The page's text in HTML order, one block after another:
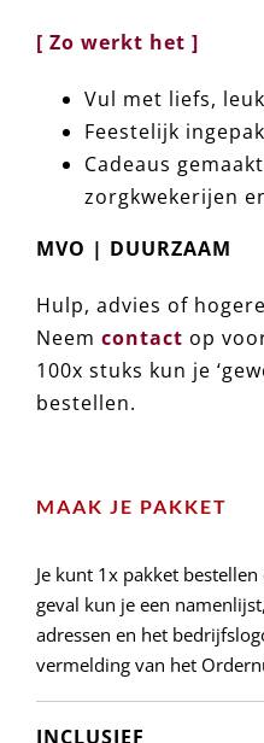
[ Zo werkt het ]
Vul met liefs,
Feestelijk
Cadeaus
zorgkwekerijen
MVO | DUURZAAM
Hulp, advies of
Neem contact op
100x stuks kun je
bestellen.
MAAK JE PAKKET
Je kunt 1x pakket
geval kun je een
adressen en het
vermelding van het
INCLUSIEF